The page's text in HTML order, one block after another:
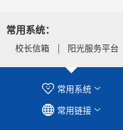
常用系统：
校长信箱 阳光服务平台
常用系统
常用链接